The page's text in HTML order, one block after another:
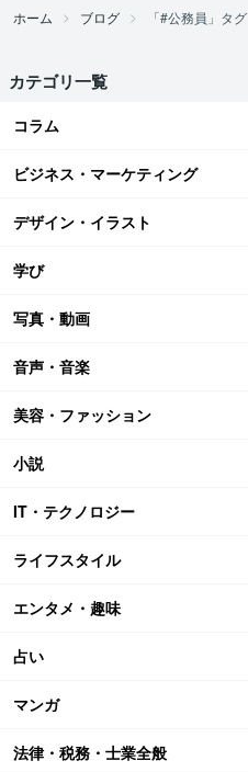
ホーム ブログ 「#公務員」タグ
カテゴリ一覧
コラム
ビジネス・マーケティング
デザイン・イラスト
学び
写真・動画
音声・音楽
美容・ファッション
小説
IT・テクノロジー
ライフスタイル
エンタメ・趣味
占い
マンガ
法律・税務・士業全般